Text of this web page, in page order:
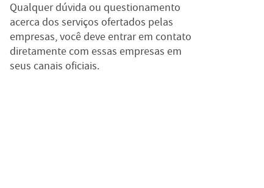
Qualquer dúvida ou questionamento
acerca dos serviços ofertados pelas
empresas, você deve entrar em contato
diretamente com essas empresas em
seus canais oficiais.